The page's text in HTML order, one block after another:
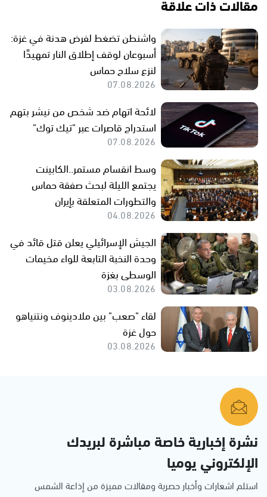
واشنطن تضغط لفرض هدنة في غزة:
أسبوعان لوقف إطلاق النار تمهيدًا
لنزع سلاح حماس
07.08.2026
لائحة اتهام ضد شخص من نيشر بتهم
استدراج قاصرات عبر "تيك توك"
07.08.2026
وسط انقسام مستمر..الكابينت
يجتمع الليلة لبحث صفقة حماس
والتطورات المتعلقة بإيران
04.08.2026
الجيش الإسرائيلي يعلن قتل قائد في
وحدة النخبة التابعة للواء مخيمات
الوسطى بغزة
03.08.2026
لقاء "صعب" بين ملادينوف ونتنياهو
حول غزة
03.08.2026
نشرة إخبارية خاصة مباشرة لبريدك
الإلكتروني يوميا
استلم اشعارات وأخبار حصرية ومقالات مميزة من إذاعة الشمس